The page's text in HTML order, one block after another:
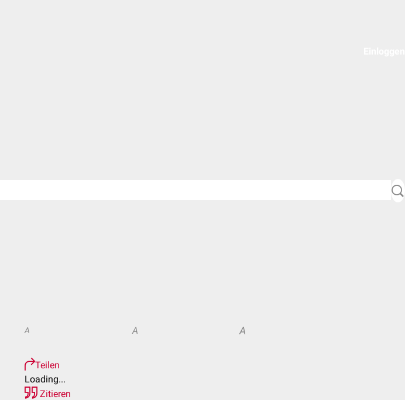
A A A
Teilen
Loading...
Zitieren